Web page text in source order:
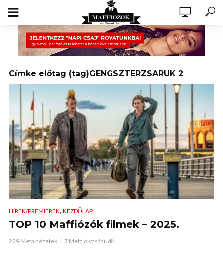
Címke előtag (tag)GENGSZTERZSARUK 2
HÍREK/PREMIEREK, KEZDŐLAP
TOP 10 Maffiózók filmek – 2025.
229 Meta nézetek 7 Meta olvasási idő